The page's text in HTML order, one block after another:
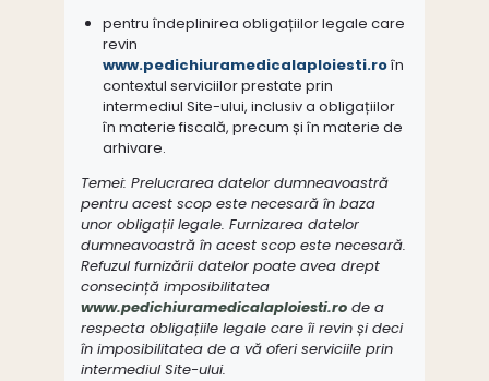
pentru îndeplinirea obligațiilor legale care
revin
www.pedichiuramedicalaploiesti.roîn
contextul serviciilor prestate prin
intermediul Site-ului, inclusiv a obligațiilor
în materie fiscală, precum și în materie de
arhivare.
Temei: Prelucrarea datelor dumneavoastră
pentru acest scop este necesară în baza
unor obligații legale. Furnizarea datelor
dumneavoastră în acest scop este necesară.
Refuzul furnizării datelor poate avea drept
consecință imposibilitatea
www.pedichiuramedicalaploiesti.ro de a
respecta obligațiile legale care îi revin și deci
în imposibilitatea de a vă oferi serviciile prin
intermediul Site-ului.